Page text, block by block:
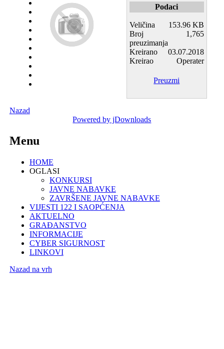
Podaci
Veličina
153.96 KB
Broj
preuzimanja
1,765
Kreirano
03.07.2018
Kreirao
Operater
Preuzmi
Nazad
Powered by jDownloads
Menu
HOME
OGLASI
KONKURSI
JAVNE NABAVKE
ZAVRŠENE JAVNE NABAVKE
VIJESTI 122 I SAOPĆENJA
AKTUELNO
GRAĐANSTVO
INFORMACIJE
CYBER SIGURNOST
LINKOVI
Nazad na vrh